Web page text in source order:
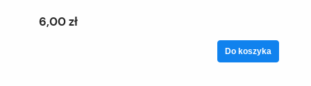
6,00 zł
Do koszyka